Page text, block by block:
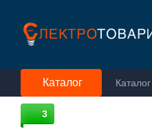
Каталог
3